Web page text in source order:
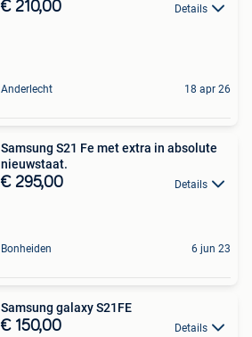
€ 210,00 Details
Anderlecht 18 apr 26
Samsung S21 Fe met extra in absolute
nieuwstaat.
€ 295,00 Details
Bonheiden 6 jun 23
Samsung galaxy S21FE
€ 150,00 Details